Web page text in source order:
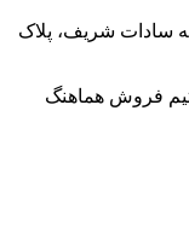
سادات شریف، پلاک
فروش هماهنگ